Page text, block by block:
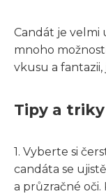
Candát je velmi
mnoho
vkusu a
Tipy a
1. Vyberte si
candáta se
a průzračné